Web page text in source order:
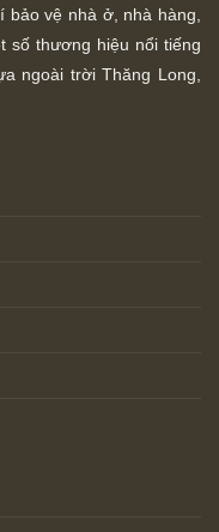
vệ nhà ở, nhà hàng,
số thương hiệu nổi tiếng
ngoài trời Thăng Long,